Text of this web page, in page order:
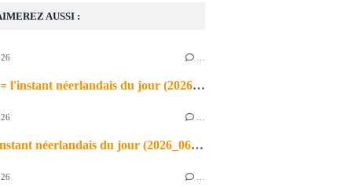
AUSSI :
de airco = l'instant néerlandais du jour (2026_06_03)
heet = l'instant néerlandais du jour (2026_06_02)